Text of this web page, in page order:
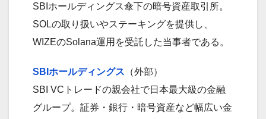
SBIホールディングス傘下の暗号資産取引所。
SOLの取り扱いやステーキングを提供し、
WIZEのSolana運用を受託した当事者である。
SBIホールディングス （外部）
SBI VCトレードの親会社で日本最大級の金融
グループ。証券・銀行・暗号資産など幅広い金